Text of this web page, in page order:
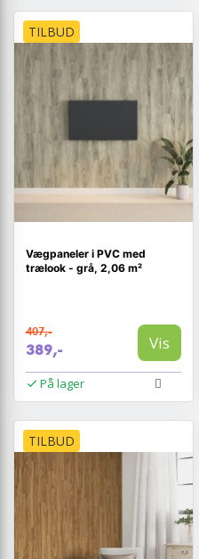
TILBUD
Vægpaneler i PVC med
trælook - grå, 2,06 m²
407,-
389,- Vis
På lager
TILBUD